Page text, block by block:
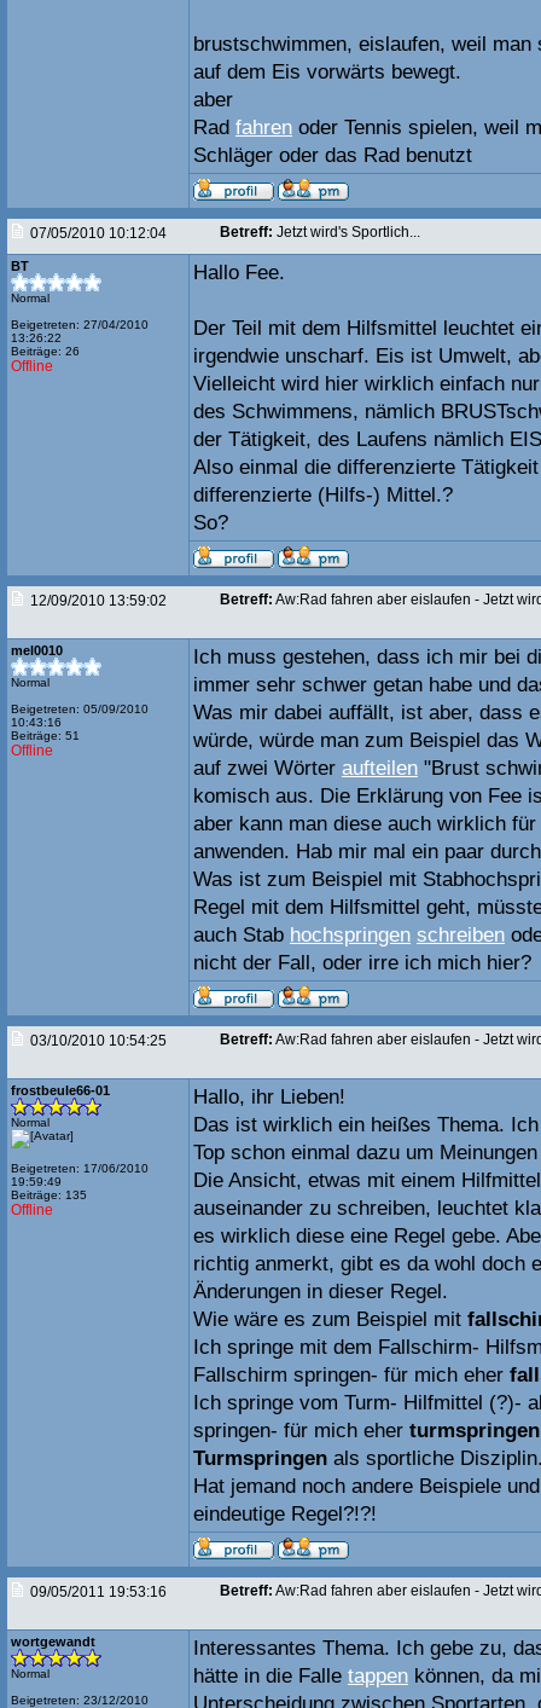
brustschwimmen, eislaufen, weil
auf dem Eis vorwärts bewegt.
aber
Rad fahren oder Tennis spielen, weil
Schläger oder das Rad benutzt
07/05/2010 10:12:04 Betreff: Jetzt wird's Sportlich...
BT
Normal
Beigetreten: 27/04/2010
13:26:22
Beiträge: 26
Offline
Hallo Fee.
Der Teil mit dem Hilfsmittel leuchtet
irgendwie unscharf. Eis ist Umwelt,
Vielleicht wird hier wirklich einfach
des Schwimmens, nämlich
der Tätigkeit, des Laufens nämlich
Also einmal die differenzierte
differenzierte (Hilfs-) Mittel.?
So?
12/09/2010 13:59:02 Betreff: Aw:Rad fahren aber eislaufen - Jetzt
mel0010
Normal
Beigetreten: 05/09/2010
10:43:16
Beiträge: 51
Offline
Ich muss gestehen, dass ich mir bei
immer sehr schwer getan habe und
Was mir dabei auffällt, ist aber, dass
würde, würde man zum Beispiel das
auf zwei Wörter aufteilen "Brust
komisch aus. Die Erklärung von Fee
aber kann man diese auch wirklich
anwenden. Hab mir mal ein paar
Was ist zum Beispiel mit
Regel mit dem Hilfsmittel geht,
auch Stab hochspringen schreiben
nicht der Fall, oder irre ich mich hier?
03/10/2010 10:54:25 Betreff: Aw:Rad fahren aber eislaufen - Jetzt
frostbeule66-01
Normal
Beigetreten: 17/06/2010
19:59:49
Beiträge: 135
Offline
Hallo, ihr Lieben!
Das ist wirklich ein heißes Thema.
Top schon einmal dazu um
Die Ansicht, etwas mit einem
auseinander zu schreiben, leuchtet
es wirklich diese eine Regel gebe.
richtig anmerkt, gibt es da wohl doch
Änderungen in dieser Regel.
Wie wäre es zum Beispiel mit
Ich springe mit dem Fallschirm-
Fallschirm springen- für mich eher
Ich springe vom Turm- Hilfmittel (?)-
springen- für mich eher turmspringen
Turmspringen als sportliche
Hat jemand noch andere Beispiele
eindeutige Regel?!?!
09/05/2011 19:53:16 Betreff: Aw:Rad fahren aber eislaufen - Jetzt
wortgewandt
Normal
Beigetreten: 23/12/2010
Interessantes Thema. Ich gebe zu,
hätte in die Falle tappen können, da